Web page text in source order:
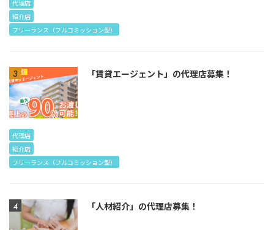
代理店
紹介店
フリーランス（フルコミッション型）
「賃貸エージェント」の代理店募集！
代理店
紹介店
フリーランス（フルコミッション型）
「人材紹介」の代理店募集！